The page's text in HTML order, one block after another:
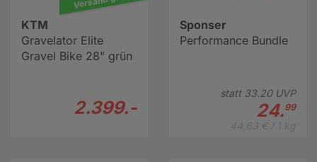
KTM
Gravelator Elite
Gravel Bike 28" grün
2.399.-
Sponser
Performance Bundle
statt 33.20UVP
24.99